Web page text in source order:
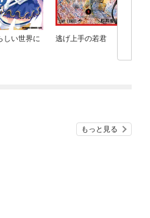
しい世界に
逃げ上手の若君
もっと見る